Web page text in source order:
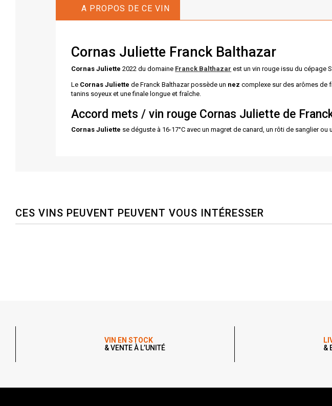
A PROPOS DE CE VIN
Cornas Juliette Franck Balthazar
Cornas Juliette 2022 du domaine Franck Balthazar est un vin rouge issu du cépage
Le Cornas Juliette de Franck Balthazar possède un nezcomplexe sur des arômes de
tanins soyeux et une finale longue et fraîche.
Accord mets / vin rouge Cornas Juliette de
Cornas Juliette se déguste à 16-17°C avec un magret de canard, un rôti de sanglier
CES VINS PEUVENT PEUVENT VOUS INTÉRESSER
VIN EN STOCK
& VENTE À L’UNITÉ
&